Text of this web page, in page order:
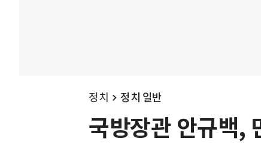
정치 정치 일반
국방장관 안규백,